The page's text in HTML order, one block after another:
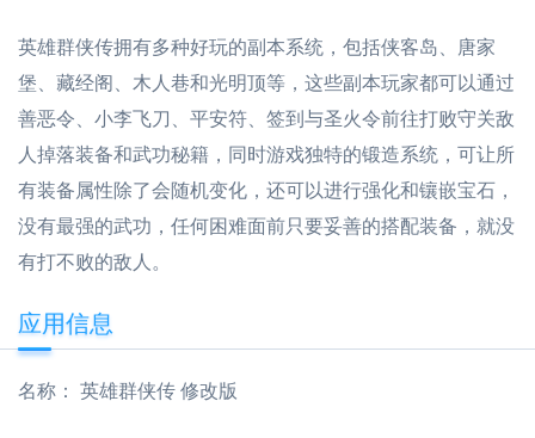
英雄群侠传拥有多种好玩的副本系统，包括侠客岛、唐家
堡、藏经阁、木人巷和光明顶等，这些副本玩家都可以通过
善恶令、小李飞刀、平安符、签到与圣火令前往打败守关敌
人掉落装备和武功秘籍，同时游戏独特的锻造系统，可让所
有装备属性除了会随机变化，还可以进行强化和镶嵌宝石，
没有最强的武功，任何困难面前只要妥善的搭配装备，就没
有打不败的敌人。
应用信息
名称： 英雄群侠传 修改版